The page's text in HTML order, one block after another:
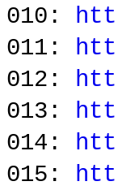
010:
011:
012:
013:
014:
015: